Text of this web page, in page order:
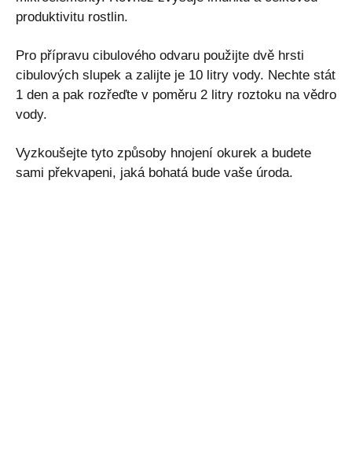
produktivitu rostlin.
Pro přípravu cibulového odvaru použijte dvě hrsti
cibulových slupek a zalijte je 10 litry vody. Nechte stát
1 den a pak rozřeďte v poměru 2 litry roztoku na vědro
vody.
Vyzkoušejte tyto způsoby hnojení okurek a budete
sami překvapeni, jaká bohatá bude vaše úroda.